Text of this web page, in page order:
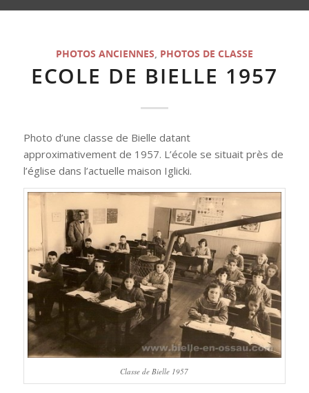
PHOTOS ANCIENNES, PHOTOS DE CLASSE
ECOLE DE BIELLE 1957
Photo d’une classe de Bielle datant
approximativement de 1957. L’école se situait près de
l’église dans l’actuelle maison Iglicki.
Classe de Bielle 1957